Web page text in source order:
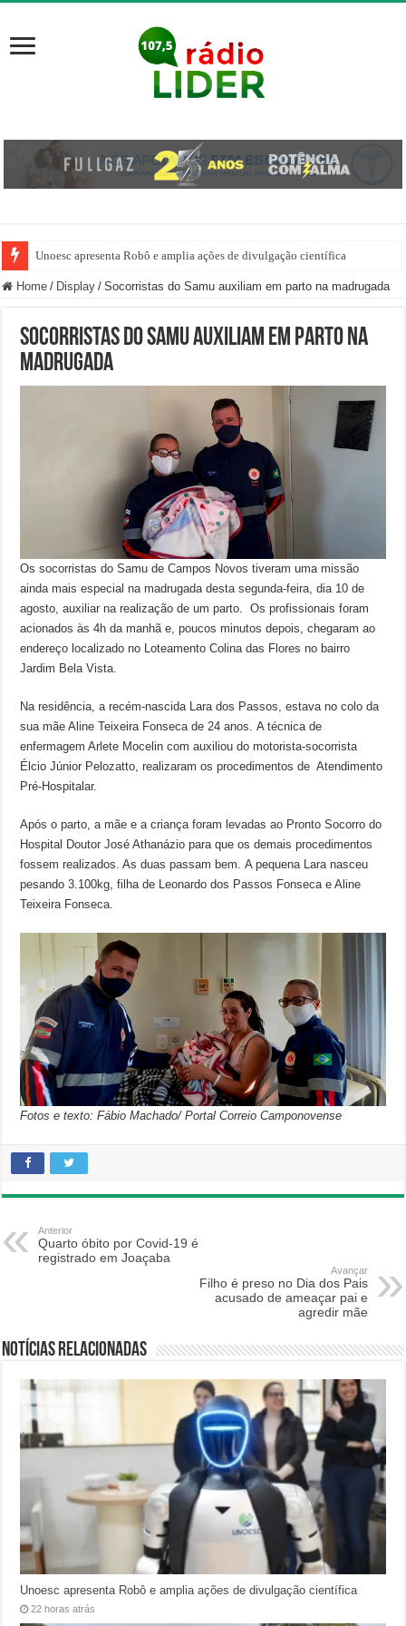
Unoesc apresenta Robô e amplia ações de divulgação científica
Família venezuelana percorre mais de 100 km, paga aluguel adiantado e
Home / Display / Socorristas do Samu auxiliam em parto na madrugada
Socorristas do Samu auxiliam em parto na
madrugada
Os socorristas do Samu de Campos Novos tiveram uma missão
ainda mais especial na madrugada desta segunda-feira, dia 10 de
agosto, auxiliar na realização de um parto. Os profissionais foram
acionados às 4h da manhã e, poucos minutos depois, chegaram ao
endereço localizado no Loteamento Colina das Flores no bairro
Jardim Bela Vista.
Na residência, a recém-nascida Lara dos Passos, estava no colo da
sua mãe Aline Teixeira Fonseca de 24 anos. A técnica de
enfermagem Arlete Mocelin com auxiliou do motorista-socorrista
Élcio Júnior Pelozatto, realizaram os procedimentos de Atendimento
Pré-Hospitalar.
Após o parto, a mãe e a criança foram levadas ao Pronto Socorro do
Hospital Doutor José Athanázio para que os demais procedimentos
fossem realizados. As duas passam bem. A pequena Lara nasceu
pesando 3.100kg, filha de Leonardo dos Passos Fonseca e Aline
Teixeira Fonseca.
Fotos e texto: Fábio Machado/ Portal Correio Camponovense
Anterior
Quarto óbito por Covid-19 é
registrado em Joaçaba
Avançar
Filho é preso no Dia dos Pais
acusado de ameaçar pai e
agredir mãe
Notícias relacionadas
Unoesc apresenta Robô e amplia ações de divulgação científica
22 horas atrás